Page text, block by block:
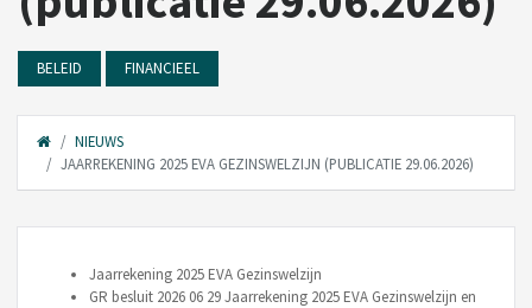
BELEID FINANCIEEL
NIEUWS
JAARREKENING 2025 EVA GEZINSWELZIJN (PUBLICATIE 29.06.2026)
Jaarrekening 2025 EVA Gezinswelzijn
GR besluit 2026 06 29 Jaarrekening 2025 EVA Gezinswelzijn en